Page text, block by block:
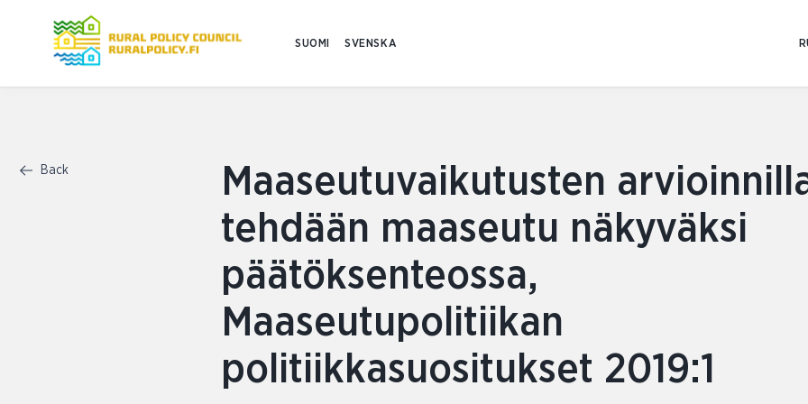
SUOMI SVENSKA
Back
Maaseutuvaikutusten
tehdään maaseutu näkyväksi
päätöksenteossa,
Maaseutupolitiikan
politiikkasuositukset 2019:1